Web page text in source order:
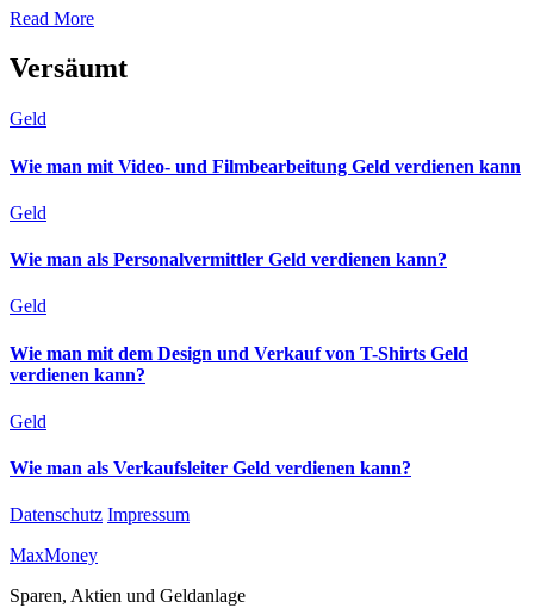
Read More
Versäumt
Geld
Wie man mit Video- und Filmbearbeitung Geld verdienen kann
Geld
Wie man als Personalvermittler Geld verdienen kann?
Geld
Wie man mit dem Design und Verkauf von T-Shirts Geld
verdienen kann?
Geld
Wie man als Verkaufsleiter Geld verdienen kann?
Datenschutz Impressum
MaxMoney
Sparen, Aktien und Geldanlage